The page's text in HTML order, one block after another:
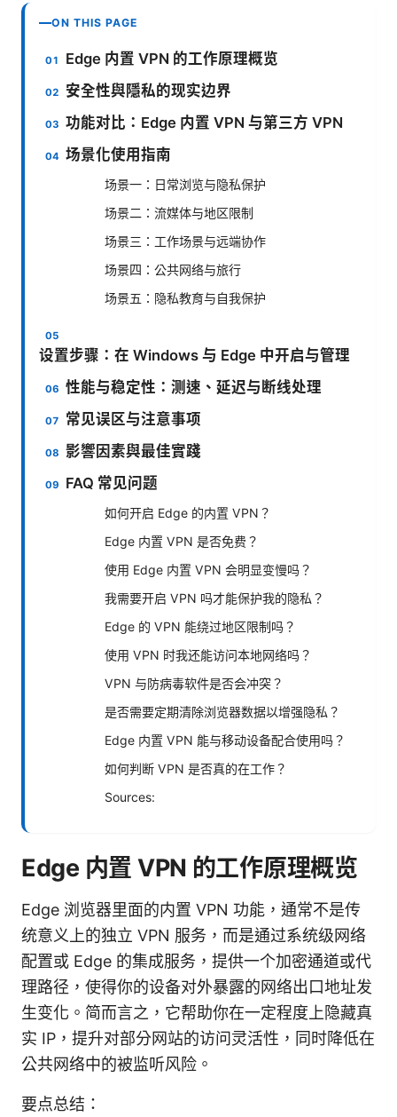
ON THIS PAGE
Edge 内置 VPN 的工作原理概览
安全性與隱私的现实边界
功能对比：Edge 内置 VPN 与第三方 VPN
场景化使用指南
场景一：日常浏览与隐私保护
场景二：流媒体与地区限制
场景三：工作场景与远端协作
场景四：公共网络与旅行
场景五：隐私教育与自我保护
设置步骤：在 Windows 与 Edge 中开启与管理
性能与稳定性：测速、延迟与断线处理
常见误区与注意事项
影響因素與最佳實踐
FAQ 常见问题
如何开启 Edge 的内置 VPN？
Edge 内置 VPN 是否免费？
使用 Edge 内置 VPN 会明显变慢吗？
我需要开启 VPN 吗才能保护我的隐私？
Edge 的 VPN 能绕过地区限制吗？
使用 VPN 时我还能访问本地网络吗？
VPN 与防病毒软件是否会冲突？
是否需要定期清除浏览器数据以增强隐私？
Edge 内置 VPN 能与移动设备配合使用吗？
如何判断 VPN 是否真的在工作？
Sources:
Edge 内置 VPN 的工作原理概览
Edge 浏览器里面的内置 VPN 功能，通常不是传
统意义上的独立 VPN 服务，而是通过系统级网络
配置或 Edge 的集成服务，提供一个加密通道或代
理路径，使得你的设备对外暴露的网络出口地址发
生变化。简而言之，它帮助你在一定程度上隐藏真
实 IP，提升对部分网站的访问灵活性，同时降低在
公共网络中的被监听风险。
要点总结：